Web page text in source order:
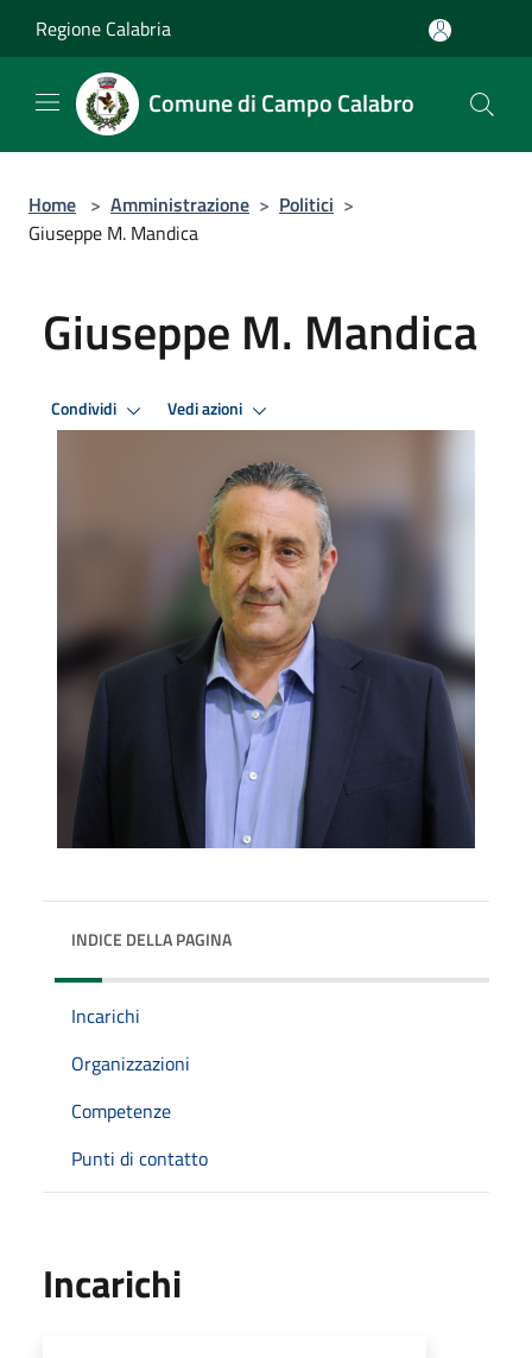
Regione Calabria
Comune di Campo Calabro
Home > Amministrazione > Politici >
Giuseppe M. Mandica
Giuseppe M. Mandica
Condividi Vedi azioni
INDICE DELLA PAGINA
Incarichi
Organizzazioni
Competenze
Punti di contatto
Incarichi